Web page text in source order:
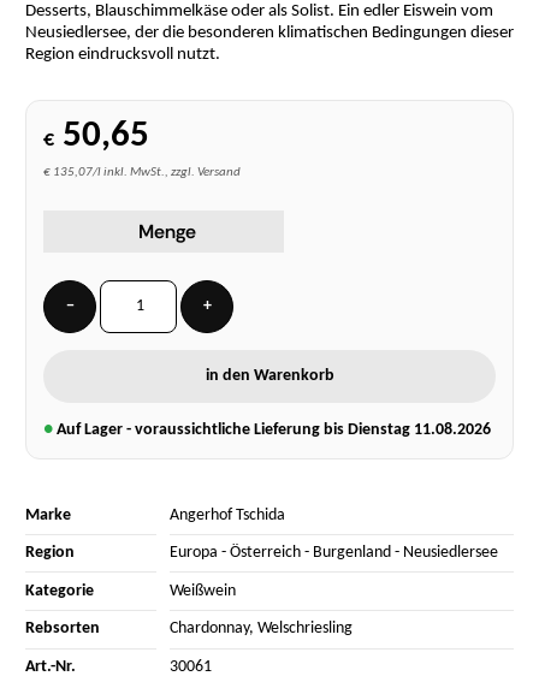
Desserts, Blauschimmelkäse oder als Solist. Ein edler Eiswein vom
Neusiedlersee, der die besonderen klimatischen Bedingungen dieser
Region eindrucksvoll nutzt.
€ 50,65
€ 135,07/l inkl. MwSt., zzgl. Versand
Menge
− +
in den Warenkorb
● Auf Lager - voraussichtliche Lieferung bis Dienstag 11.08.2026
Marke Angerhof Tschida
Region Europa - Österreich- Burgenland- Neusiedlersee
Kategorie Weißwein
Rebsorten Chardonnay, Welschriesling
Art.-Nr. 30061